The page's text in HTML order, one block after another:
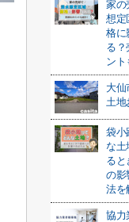
家の
想定
格に
る？
ント
大仙
土地
袋小
な土
ると
の影
法を
協力